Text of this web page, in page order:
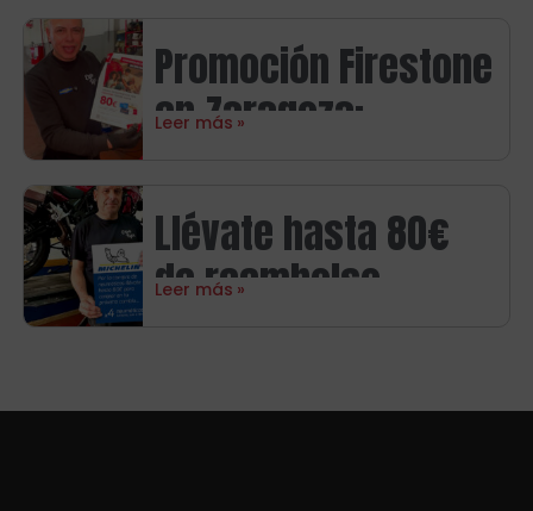
promoción Goodyear
en Zaragoza con
hasta 120€ de
Promoción Firestone
en Zaragoza:
en tarjetas regalo
Leer más
Llévate hasta 80€
de reembolso
Michelin
Leer más